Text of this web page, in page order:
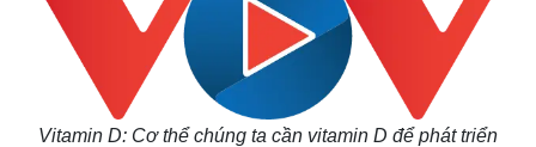
Vitamin D: Cơ thể chúng ta cần vitamin D để phát triển